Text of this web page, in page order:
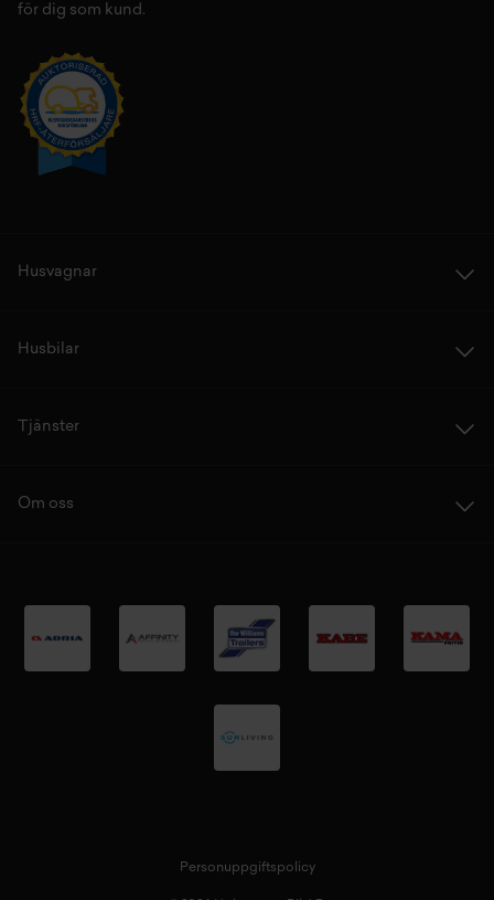
för dig som kund.
Husvagnar
Husbilar
Tjänster
Om oss
Personuppgiftspolicy